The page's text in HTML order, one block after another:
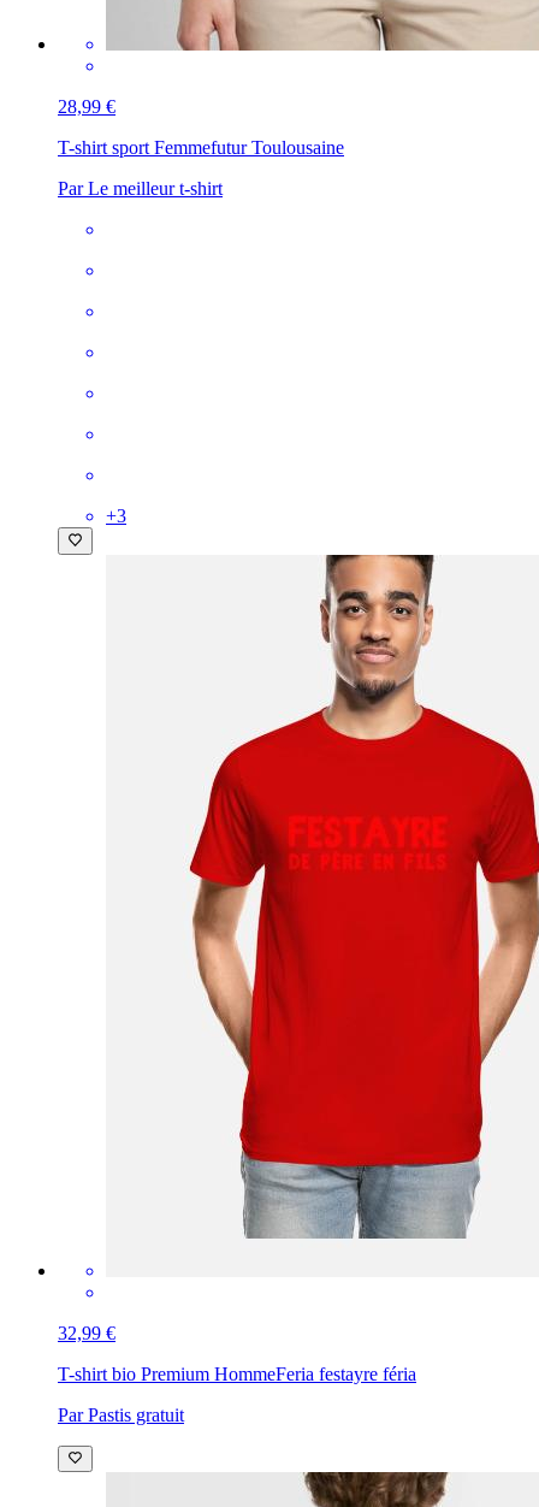
28,99 €
T-shirt sport Femmefutur Toulousaine
Par Le meilleur t-shirt
+3
32,99 €
T-shirt bio Premium HommeFeria festayre féria
Par Pastis gratuit